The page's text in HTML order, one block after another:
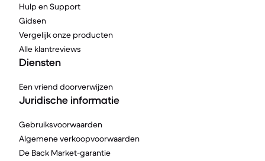
Hulp en Support
Gidsen
Vergelijk onze producten
Alle klantreviews
Diensten
Een vriend doorverwijzen
Juridische informatie
Gebruiksvoorwaarden
Algemene verkoopvoorwaarden
De Back Market-garantie